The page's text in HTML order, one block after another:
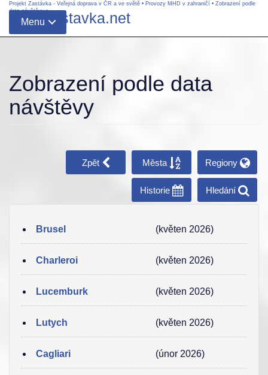
Projekt Zastávka - Veřejná doprava v ČR a ve světě • Provozy MHD v zahraničí • Zobrazení podle
data návštěvy•
Menu
www.zastavka.net
Zobrazení podle data
návštěvy
Zpět Města Regiony
Historie Hledání
Brusel (květen 2026)
Charleroi (květen 2026)
Lucemburk (květen 2026)
Lutych (květen 2026)
Cagliari (únor 2026)